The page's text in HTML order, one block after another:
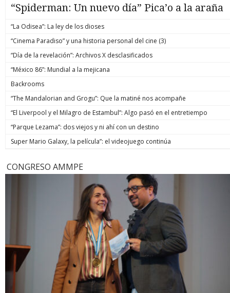
“Spiderman: Un nuevo día” Pica’o a la araña
“La Odisea”: La ley de los dioses
“Cinema Paradiso” y una historia personal del cine (3)
“Día de la revelación”: Archivos X desclasificados
“México 86”: Mundial a la mejicana
Backrooms
“The Mandalorian and Grogu”: Que la matiné nos acompañe
“El Liverpool y el Milagro de Estambul”: Algo pasó en el entretiempo
“Parque Lezama”: dos viejos y ni ahí con un destino
Super Mario Galaxy, la película”: el videojuego continúa
CONGRESO AMMPE